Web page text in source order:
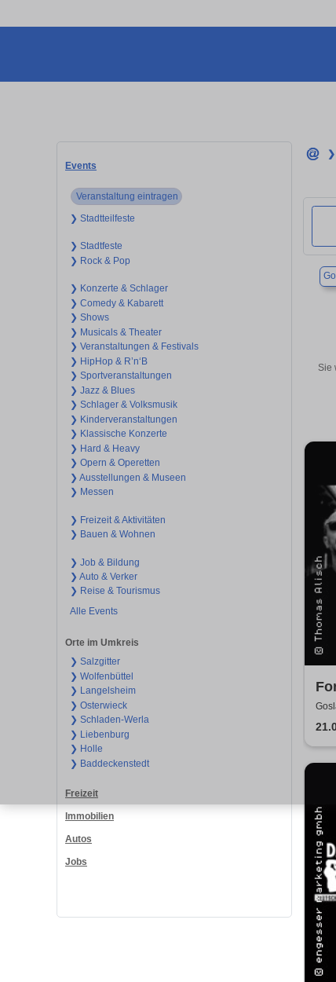
Events
Veranstaltung eintragen
❯ Stadtteilfeste
❯ Stadtfeste
❯ Rock & Pop
❯ Konzerte & Schlager
❯ Comedy & Kabarett
❯ Shows
❯ Musicals & Theater
❯ Veranstaltungen & Festivals
❯ HipHop & R’n‘B
❯ Sportveranstaltungen
❯ Jazz & Blues
❯ Schlager & Volksmusik
❯ Kinderveranstaltungen
❯ Klassische Konzerte
❯ Hard & Heavy
❯ Opern & Operetten
❯ Ausstellungen & Museen
❯ Messen
❯ Freizeit & Aktivitäten
❯ Bauen & Wohnen
❯ Job & Bildung
❯ Auto & Verker
❯ Reise & Tourismus
Alle Events
Orte im Umkreis
❯ Salzgitter
❯ Wolfenbüttel
❯ Langelsheim
❯ Osterwieck
❯ Schladen-Werla
❯ Liebenburg
❯ Holle
❯ Baddeckenstedt
Freizeit
Immobilien
Autos
Jobs
❯
Sie
To